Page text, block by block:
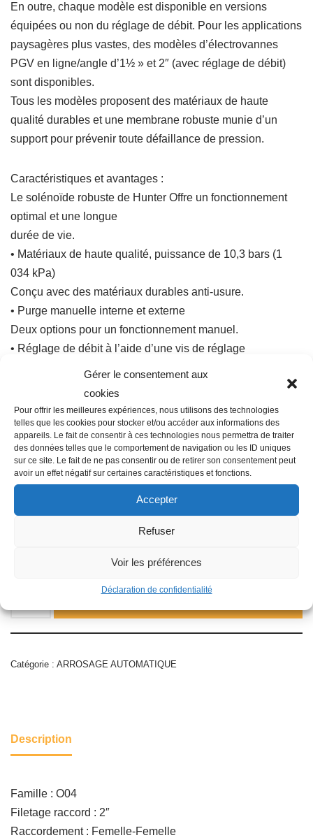
Gérer le consentement aux
cookies
Pour offrir les meilleures expériences, nous utilisons des technologies
telles que les cookies pour stocker et/ou accéder aux informations des
appareils. Le fait de consentir à ces technologies nous permettra de traiter
des données telles que le comportement de navigation ou les ID uniques
sur ce site. Le fait de ne pas consentir ou de retirer son consentement peut
avoir un effet négatif sur certaines caractéristiques et fonctions.
Accepter
Refuser
Voir les préférences
Déclaration de confidentialité
En outre, chaque modèle est disponible en versions
équipées ou non du réglage de débit. Pour les applications
paysagères plus vastes, des modèles d’électrovannes
PGV en ligne/angle d’1½ » et 2″ (avec réglage de débit)
sont disponibles.
Tous les modèles proposent des matériaux de haute
qualité durables et une membrane robuste munie d’un
support pour prévenir toute défaillance de pression.
Caractéristiques et avantages :
Le solénoïde robuste de Hunter Offre un fonctionnement
optimal et une longue
durée de vie.
• Matériaux de haute qualité, puissance de 10,3 bars (1
034 kPa)
Conçu avec des matériaux durables anti-usure.
• Purge manuelle interne et externe
Deux options pour un fonctionnement manuel.
• Réglage de débit à l’aide d’une vis de réglage
Prévient les défaillances de pression en cas de conditions
difficiles
• Configurations en ligne et d’angle
Simplicité d’utilisation pour tout type d’application
• Chapeaux à vis captives et plongeur de solénoïde
Fini les pièces perdues pendant l’entretien !
• Compatible avec le régulateur de pression Accu-Set™
Régulation de pression à valeur affichée pour un contrôle
Catégorie : ARROSAGE AUTOMATIQUE
Description
Famille : O04
Filetage raccord : 2″
Raccordement : Femelle-Femelle